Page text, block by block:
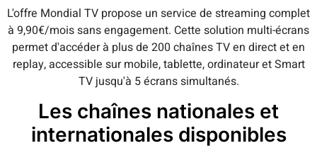
L'offre Mondial TV propose un service de streaming complet
à 9,90€/mois sans engagement. Cette solution multi-écrans
permet d'accéder à plus de 200 chaînes TV en direct et en
replay, accessible sur mobile, tablette, ordinateur et Smart
TV jusqu'à 5 écrans simultanés.
Les chaînes nationales et
internationales disponibles